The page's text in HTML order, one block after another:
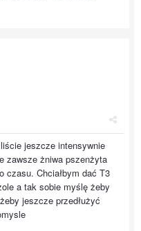
jeszcze intensywnie
zawsze żniwa pszenżyta
czasu. Chciałbym dać T3
a tak sobie myślę żeby
jeszcze przedłużyć